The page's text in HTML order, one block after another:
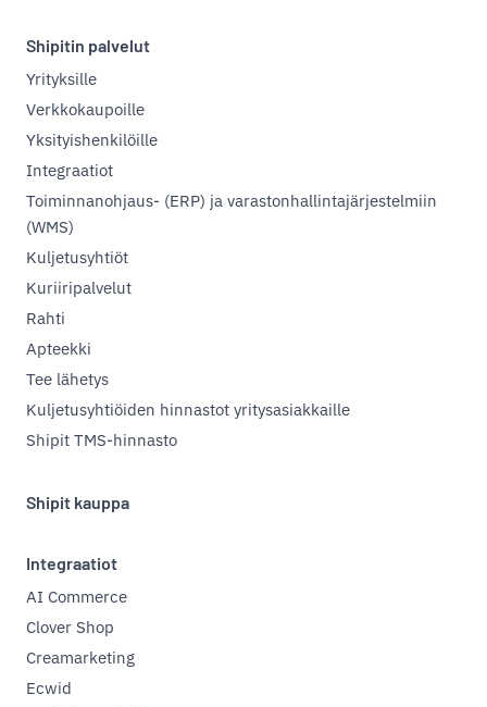
Shipitin palvelut
Yrityksille
Verkkokaupoille
Yksityishenkilöille
Integraatiot
Toiminnanohjaus- (ERP) ja varastonhallintajärjestelmiin
(WMS)
Kuljetusyhtiöt
Kuriiripalvelut
Rahti
Apteekki
Tee lähetys
Kuljetusyhtiöiden hinnastot yritysasiakkaille
Shipit TMS-hinnasto
Shipit kauppa
Integraatiot
AI Commerce
Clover Shop
Creamarketing
Ecwid